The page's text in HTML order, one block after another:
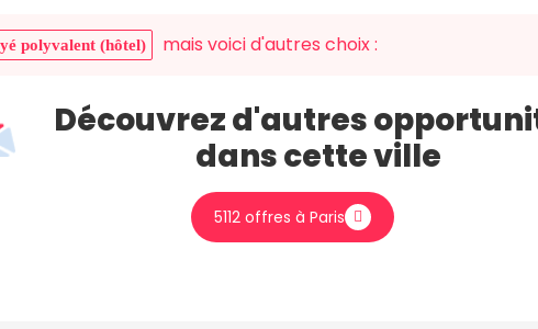
polyvalent (hôtel) mais voici d'autres choix :
Découvrez d'autres
dans cette ville
5112 offres à Paris